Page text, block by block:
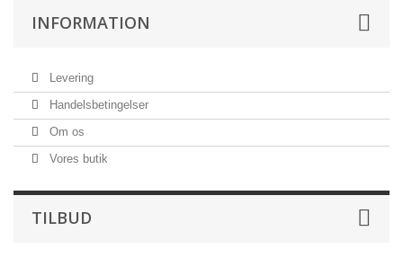
INFORMATION
Levering
Handelsbetingelser
Om os
Vores butik
TILBUD